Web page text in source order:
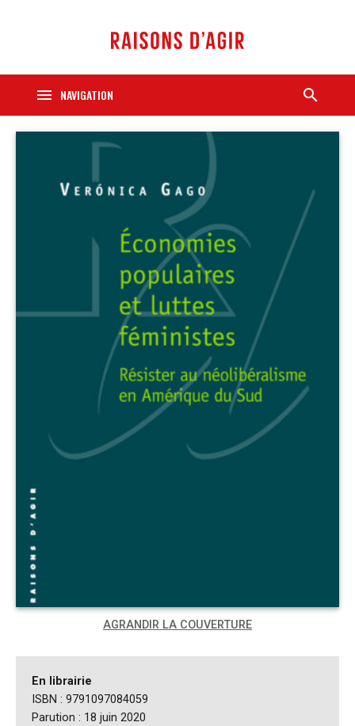
menu NAVIGATION search
AGRANDIR LA COUVERTURE
En librairie
ISBN : 9791097084059
Parution : 18 juin 2020